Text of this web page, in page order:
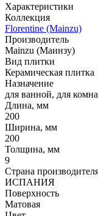
Характеристики
Коллекция
Florentine (Mainzu)
Производитель
Mainzu (Маинзу)
Вид плитки
Керамическая плитка
Назначение
для ванной, для
Длина, мм
200
Ширина, мм
200
Толщина, мм
9
Страна
ИСПАНИЯ
Поверхность
Матовая